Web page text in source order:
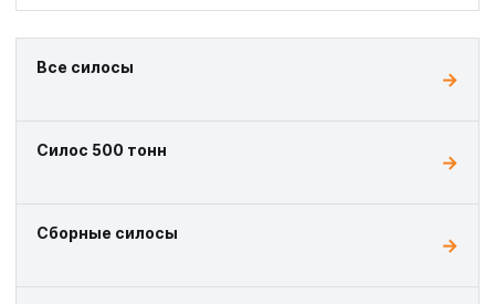
Все силосы
Силос 500 тонн
Сборные силосы